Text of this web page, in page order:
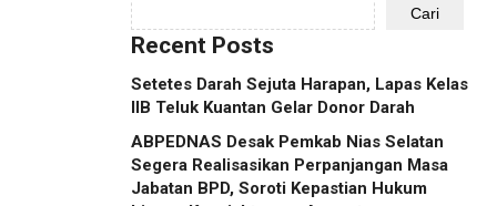
Cari
Recent Posts
Setetes Darah Sejuta Harapan, Lapas Kelas
IIB Teluk Kuantan Gelar Donor Darah
ABPEDNAS Desak Pemkab Nias Selatan
Segera Realisasikan Perpanjangan Masa
Jabatan BPD, Soroti Kepastian Hukum